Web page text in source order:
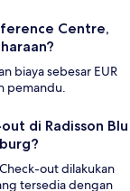
Centre,
biaya sebesar EUR
pemandu.
di Radisson Blu
out dilakukan
tersedia dengan